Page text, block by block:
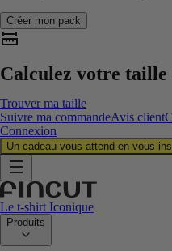
Créer mon pack
Calculez votre taille
Trouver ma taille
Suivre ma commandeAvis client
Connexion
Un cadeau vous attend en vous
Le t-shirt Iconique
Produits